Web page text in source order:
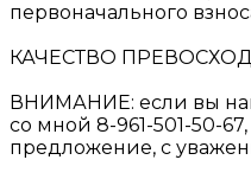
первоначального
КАЧЕСТВО
ВНИМАНИЕ: если вы
со мной 8-961-501-50-
предложение, с